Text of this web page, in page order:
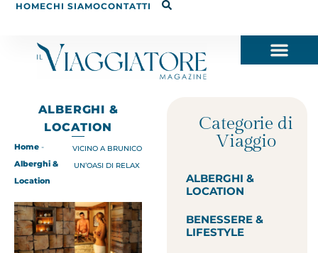
HOMECHI SIAMOCONTATTI
ALBERGHI &
LOCATION
Home -
Alberghi &
Location
VICINO A BRUNICO
UN’OASI DI RELAX
Categorie di
Viaggio
ALBERGHI &
LOCATION
BENESSERE &
LIFESTYLE